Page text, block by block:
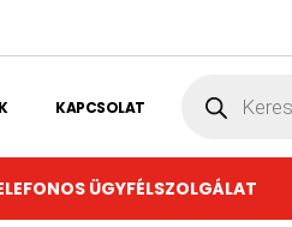
KAPCSOLAT search
ÜGYFÉLSZOLGÁLAT